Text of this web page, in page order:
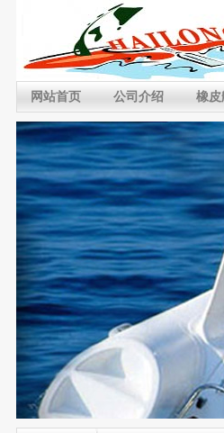
网站首页 公司介绍 橡皮